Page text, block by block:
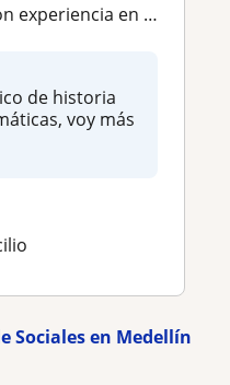
de primaria y secundaria
de historia
voy más
Sociales en Medellín